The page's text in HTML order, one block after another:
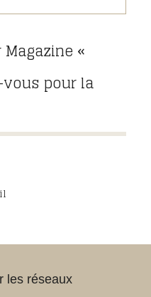
«
pour la
les réseaux